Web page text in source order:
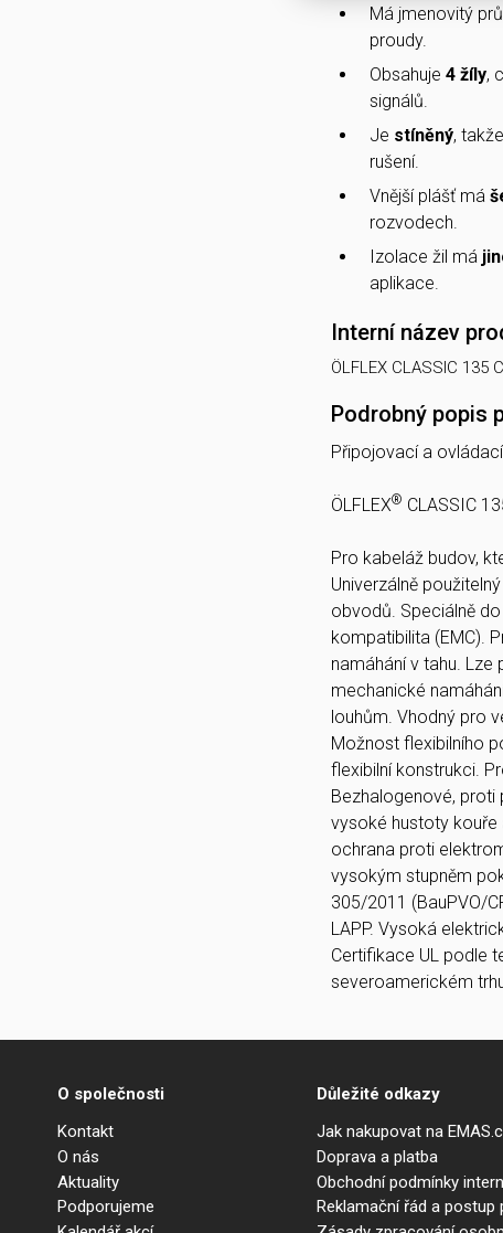
Má jmenovitý
proudy.
Obsahuje 4 žíly,
signálů.
Je stíněný,
rušení.
Vnější plášť má
rozvodech.
Izolace žil má
aplikace.
Interní název
ÖLFLEX CLASSIC 135
Podrobný popis
Připojovací a
ÖLFLEX® CLASSIC
Pro kabeláž budov,
Univerzálně
obvodů. Speciálně
kompatibilita (EMC).
namáhání v tahu.
mechanické
louhům. Vhodný pro
Možnost flexibilního
flexibilní konstrukci.
Bezhalogenové, proti
vysoké hustoty kouře
ochrana proti
vysokým stupněm
305/2011 (BauPVO/
LAPP. Vysoká
Certifikace UL podle
severoamerickém
O společnosti
Kontakt
O nás
Aktuality
Podporujeme
Důležité odkazy
Jak nakupovat na
Doprava a platba
Obchodní podmínky
Reklamační řád a postup